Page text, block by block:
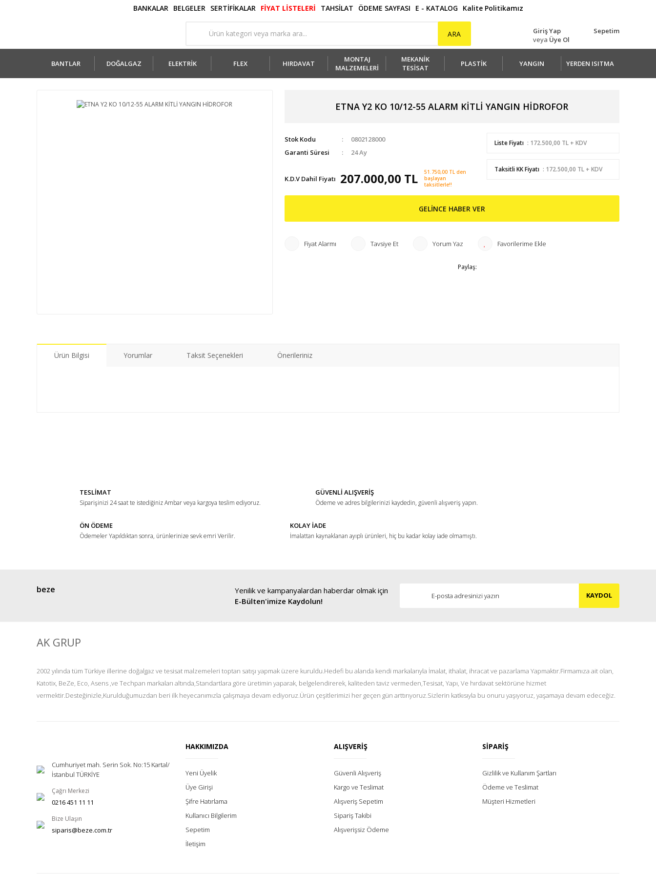
BANKALAR BELGELER SERTİFİKALAR FİYAT LİSTELERİ TAHSİLAT ÖDEME SAYFASI E - KATALOG Kalite Politikamız
ARA
Giriş Yap
veya Üye Ol
Sepetim
BANTLAR DOĞALGAZ ELEKTRİK FLEX HIRDAVAT
MONTAJ
MALZEMELERİ
MEKANİK
TESİSAT
PLASTİK YANGIN YERDEN ISITMA
ETNA Y2 KO 10/12-55 ALARM KİTLİ YANGIN HİDROFOR
Stok Kodu
0802128000
Garanti Süresi
24 Ay
K.D.V Dahil Fiyatı 207.000,00 TL
51.750,00 TL den
başlayan
taksitlerle!!
Liste Fiyatı : 172.500,00 TL + KDV
Taksitli KK Fiyatı : 172.500,00 TL + KDV
GELİNCE HABER VER
Fiyat Alarmı Tavsiye Et Yorum Yaz
Paylaş:
Ürün Bilgisi Yorumlar Taksit Seçenekleri Önerileriniz
Ürün bilgilerinde hatalar bulunuyor.
Bu ürüne benzer farklı alternatifler olmalı.
Gönder
TESLİMAT
Siparişinizi 24 saat te istediğiniz Ambar veya kargoya teslim ediyoruz.
GÜVENLİ ALIŞVERİŞ
Ödeme ve adres bilgilerinizi kaydedin, güvenli alışveriş yapın.
ÖN ÖDEME
Ödemeler Yapıldıktan sonra, ürünlerinize sevk emri Verilir.
KOLAY İADE
İmalattan kaynaklanan ayıplı ürünleri, hiç bu kadar kolay iade olmamıştı.
beze
Yenilik ve kampanyalardan haberdar olmak için
E-Bülten'imize Kaydolun!
KAYDOL
AK GRUP
2002 yılında tüm Türkiye illerine doğalgaz ve tesisat malzemeleri toptan satışı yapmak üzere kuruldu.Hedefi bu alanda kendi markalarıyla İmalat, ithalat, ihracat ve pazarlama Yapmaktır.Firmamıza ait olan,
Katotix, BeZe, Eco, Asens ,ve Techpan markaları altında,Standartlara göre üretimin yaparak, belgelendirerek, kaliteden taviz vermeden,Tesisat, Yapı, Ve hırdavat sektörüne hizmet
vermektir.Desteğinizle,Kurulduğumuzdan beri ilk heyecanımızla çalışmaya devam ediyoruz.Ürün çeşitlerimizi her geçen gün arttırıyoruz.Sizlerin katkısıyla bu onuru yaşıyoruz, yaşamaya devam edeceğiz.
Cumhuriyet mah. Serin Sok. No:15 Kartal/
İstanbul TÜRKİYE
Çağrı Merkezi
0216 451 11 11
Bize Ulaşın
siparis@beze.com.tr
HAKKIMIZDA
Yeni Üyelik
Üye Girişi
Şifre Hatırlama
Kullanıcı Bilgilerim
Sepetim
İletişim
ALIŞVERİŞ
Güvenli Alışveriş
Kargo ve Teslimat
Alışveriş Sepetim
Sipariş Takibi
Alışverişsiz Ödeme
SİPARİŞ
Gizlilik ve Kullanım Şartları
Ödeme ve Teslimat
Müşteri Hizmetleri